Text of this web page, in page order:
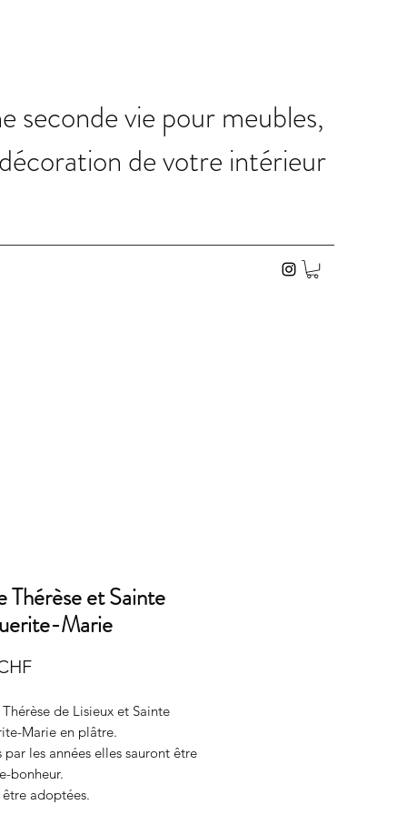
vie pour meubles,
de votre intérieur
Thérèse et Sainte
Marie
Prix
de Lisieux et Sainte
Marie en plâtre.
par les années elles sauront être
bonheur.
être adoptées.